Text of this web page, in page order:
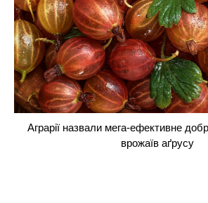
Аграрії назвали мега-ефективне
врожаїв аґрусу